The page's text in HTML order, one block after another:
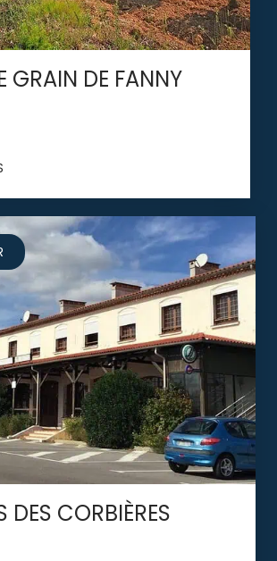
GRAIN DE FANNY
DES CORBIÈRES